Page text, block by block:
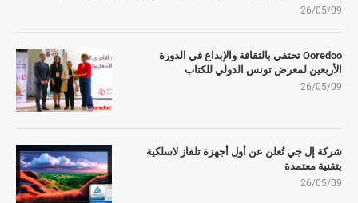
26/05/09
Ooredoo تحتفي بالثقافة والإبداع في الدورة
الأربعين لمعرض تونس الدولي للكتاب
26/05/09
شركة إل جي تُعلن عن أول أجهزة تلفاز لاسلكية
بتقنية معتمدة
26/05/09